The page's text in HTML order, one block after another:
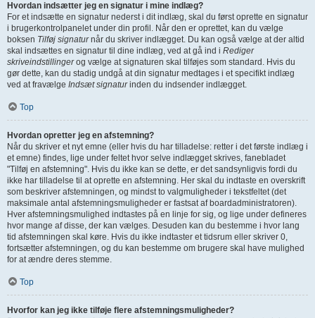
Hvordan indsætter jeg en signatur i mine indlæg?
For et indsætte en signatur nederst i dit indlæg, skal du først oprette en signatur
i brugerkontrolpanelet under din profil. Når den er oprettet, kan du vælge
boksen Tilføj signaturnår du skriver indlægget. Du kan også vælge at der altid
skal indsættes en signatur til dine indlæg, ved at gå ind i Rediger
skriveindstillingerog vælge at signaturen skal tilføjes som standard. Hvis du
gør dette, kan du stadig undgå at din signatur medtages i et specifikt indlæg
ved at fravælge Indsæt signaturinden du indsender indlægget.
Top
Hvordan opretter jeg en afstemning?
Når du skriver et nyt emne (eller hvis du har tilladelse: retter i det første indlæg i
et emne) findes, lige under feltet hvor selve indlægget skrives, fanebladet
"Tilføj en afstemning". Hvis du ikke kan se dette, er det sandsynligvis fordi du
ikke har tilladelse til at oprette en afstemning. Her skal du indtaste en overskrift
som beskriver afstemningen, og mindst to valgmuligheder i tekstfeltet (det
maksimale antal afstemningsmuligheder er fastsat af boardadministratoren).
Hver afstemningsmulighed indtastes på en linje for sig, og lige under defineres
hvor mange af disse, der kan vælges. Desuden kan du bestemme i hvor lang
tid afstemningen skal køre. Hvis du ikke indtaster et tidsrum eller skriver 0,
fortsætter afstemningen, og du kan bestemme om brugere skal have mulighed
for at ændre deres stemme.
Top
Hvorfor kan jeg ikke tilføje flere afstemningsmuligheder?